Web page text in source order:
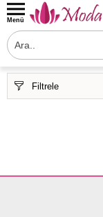
Menü
Filtrele